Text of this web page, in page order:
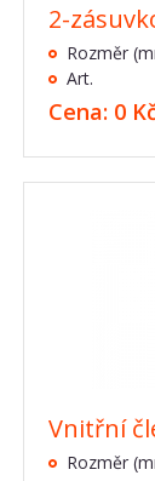
2-
Rozměr
Art.
Cena: 0
Vnitřní
Rozměr